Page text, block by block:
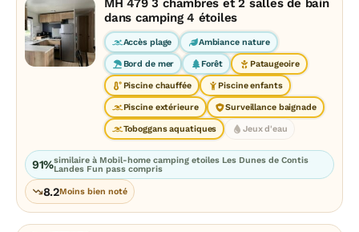
MH 479 3 chambres et 2 salles de bain
dans camping 4 étoiles
Accès plage Ambiance nature
Bord de mer Forêt Pataugeoire
Piscine chauffée Piscine enfants
Piscine extérieure Surveillance baignade
Toboggans aquatiques Jeux d'eau
91%similaire à Mobil-home camping etoiles Les Dunes de Contis
Landes Fun pass compris
8.2Moins bien noté